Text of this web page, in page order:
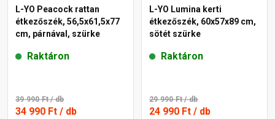
L-YO Peacock rattan
étkezőszék, 56,5x61,5x77
cm, párnával, szürke
Raktáron
39 990 Ft/ db
34 990 Ft / db
L-YO Lumina kerti
étkezőszék, 60x57x89 cm,
sötét szürke
Raktáron
29 990 Ft/ db
24 990 Ft / db